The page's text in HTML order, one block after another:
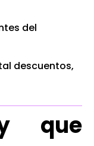
del
descuentos,
que